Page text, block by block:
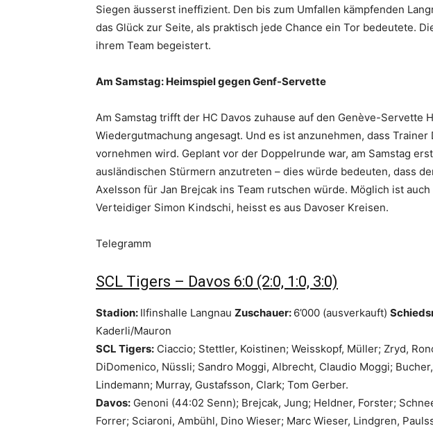
Siegen äusserst ineffizient. Den bis zum Umfallen kämpfenden
das Glück zur Seite, als praktisch jede Chance ein Tor bedeutete.
ihrem Team begeistert.
Am Samstag: Heimspiel gegen Genf-Servette
Am Samstag trifft der HC Davos zuhause auf den Genève-Servette
Wiedergutmachung angesagt. Und es ist anzunehmen, dass
vornehmen wird. Geplant vor der Doppelrunde war, am Samstag
ausländischen Stürmern anzutreten – dies würde bedeuten, dass
Axelsson für Jan Brejcak ins Team rutschen würde. Möglich ist
Verteidiger Simon Kindschi, heisst es aus Davoser Kreisen.
Telegramm
SCL Tigers – Davos 6:0 (2:0, 1:0, 3:0)
Stadion: Ilfinshalle Langnau Zuschauer: 6’000 (ausverkauft)
Kaderli/Mauron
SCL Tigers: Ciaccio; Stettler, Koistinen; Weisskopf, Müller; Zryd,
DiDomenico, Nüssli; Sandro Moggi, Albrecht, Claudio Moggi;
Lindemann; Murray, Gustafsson, Clark; Tom Gerber.
Davos: Genoni (44:02 Senn); Brejcak, Jung; Heldner, Forster;
Forrer; Sciaroni, Ambühl, Dino Wieser; Marc Wieser, Lindgren,